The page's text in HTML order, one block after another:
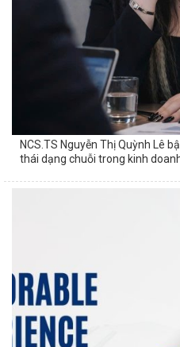
NCS.TS Nguyễn Thị Quỳnh Lê
thái dạng chuỗi trong kinh